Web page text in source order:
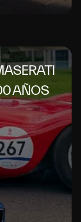
AÑOS